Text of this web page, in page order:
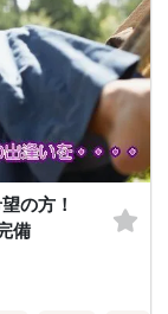
の方！
備